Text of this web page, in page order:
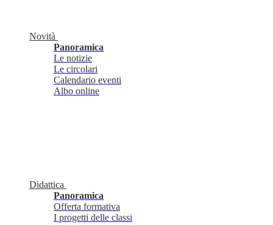
Novità
Panoramica
Le notizie
Le circolari
Calendario eventi
Albo online
Didattica
Panoramica
Offerta formativa
I progetti delle classi